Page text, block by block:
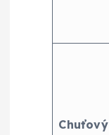
Chuťový